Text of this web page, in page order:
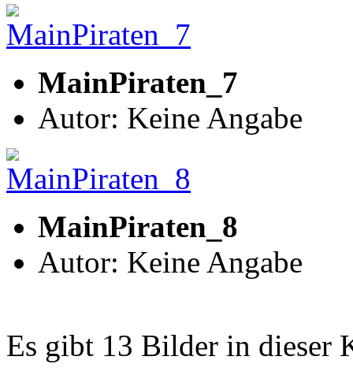
MainPiraten_7
Autor: Keine Angabe
MainPiraten_8
Autor: Keine Angabe
Es gibt 13 Bilder in dieser